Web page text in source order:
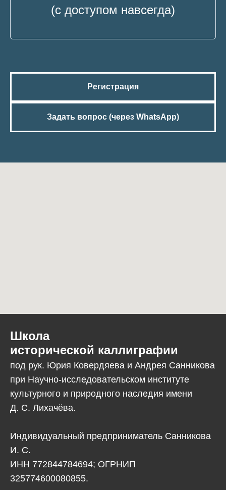
(с доступом навсегда)
Регистрация
Задать вопрос (через WhatsApp)
Школа
исторической каллиграфии
под рук. Юрия Ковердяева и Андрея Санникова
при Научно-исследовательском институте
культурного и природного наследия имени
Д. С. Лихачёва.
Индивидуальный предприниматель Санникова
И. С.
ИНН 772844784694; ОГРНИП
325774600080855.